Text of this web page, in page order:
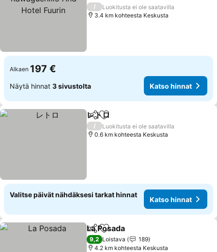
Katso hinnat
/
Luokitusta ei ole saatavilla
3.4 km kohteesta Keskusta
Alkaen 197 €
Näytä hinnat 3 sivustolta Katso hinnat
Jaa Lisää suosikkeihin
レトロ
/
Luokitusta ei ole saatavilla
0.6 km kohteesta Keskusta
Valitse päivät nähdäksesi tarkat hinnat
Katso hinnat
Jaa Lisää suosikkeihin
La Posada
9,2 Loistava
189
4.2 km kohteesta Keskusta